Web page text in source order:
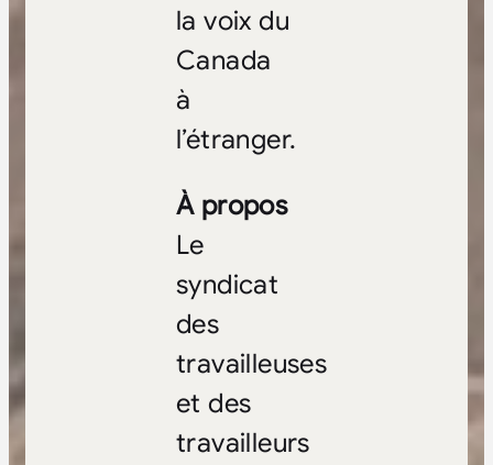
la voix du
Canada
à
l’étranger.
À propos
Le
syndicat
des
travailleuses
et des
travailleurs